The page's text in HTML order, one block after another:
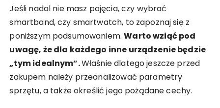
Jeśli nadal nie masz pojęcia, czy wybrać
smartband, czy smartwatch, to zapoznaj się z
poniższym podsumowaniem.Warto wziąć pod
uwagę, że dla każdego inne urządzenie będzie
„tym idealnym”.Właśnie dlatego jeszcze przed
zakupem należy przeanalizować parametry
sprzętu, a także określić jego pożądane cechy.